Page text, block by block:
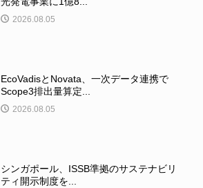
2026.08.05
EcoVadisとNovata、一次データ連携で
Scope3排出量算定...
2026.08.05
シンガポール、ISSB準拠のサステナビリ
ティ開示制度を...